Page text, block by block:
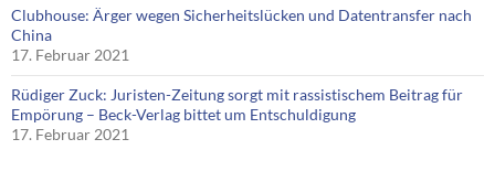
Clubhouse: Ärger wegen Sicherheitslücken und Datentransfer nach
China
17. Februar 2021
Rüdiger Zuck: Juristen-Zeitung sorgt mit rassistischem Beitrag für
Empörung – Beck-Verlag bittet um Entschuldigung
17. Februar 2021